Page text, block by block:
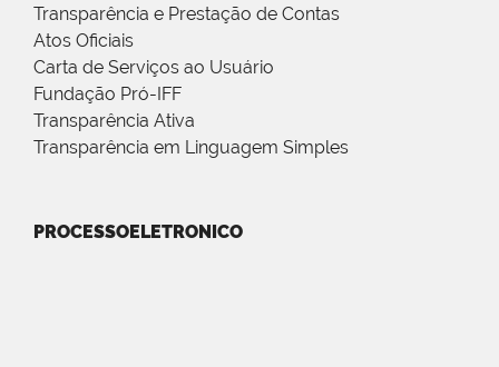
Transparência e Prestação de Contas
Atos Oficiais
Carta de Serviços ao Usuário
Fundação Pró-IFF
Transparência Ativa
Transparência em Linguagem Simples
PROCESSOELETRONICO